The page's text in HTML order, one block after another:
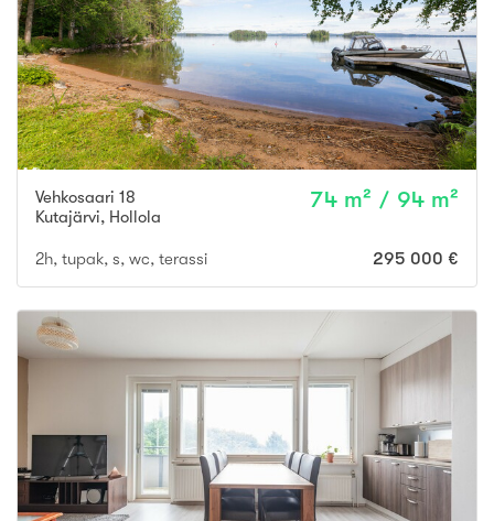
Vehkosaari 18
Kutajärvi, Hollola
74 m² / 94 m²
2h, tupak, s, wc, terassi 295 000 €